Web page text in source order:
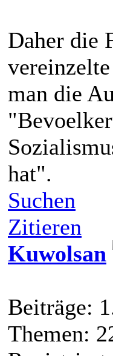
Daher die
man die
hat".
Suchen
Zitieren
Kuwolsan
Beiträge:
Themen: